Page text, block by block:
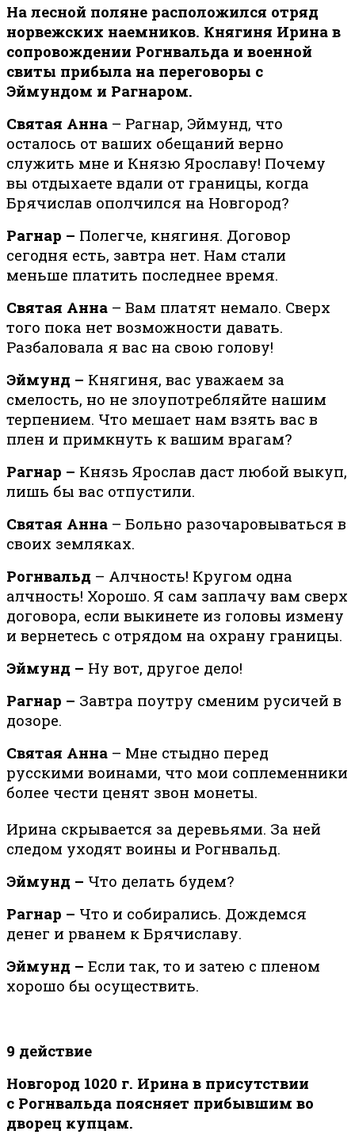
На лесной поляне расположился отряд
норвежских наемников. Княгиня Ирина в
сопровождении Рогнвальда и военной
свиты прибыла на переговоры с
Эймундом и Рагнаром.
Святая Анна – Рагнар, Эймунд, что
осталось от ваших обещаний верно
служить мне и Князю Ярославу! Почему
вы отдыхаете вдали от границы, когда
Брячислав ополчился на Новгород?
Рагнар – Полегче, княгиня. Договор
сегодня есть, завтра нет. Нам стали
меньше платить последнее время.
Святая Анна – Вам платят немало. Сверх
того пока нет возможности давать.
Разбаловала я вас на свою голову!
Эймунд – Княгиня, вас уважаем за
смелость, но не злоупотребляйте нашим
терпением. Что мешает нам взять вас в
плен и примкнуть к вашим врагам?
Рагнар – Князь Ярослав даст любой выкуп,
лишь бы вас отпустили.
Святая Анна – Больно разочаровываться в
своих земляках.
Рогнвальд – Алчность! Кругом одна
алчность! Хорошо. Я сам заплачу вам сверх
договора, если выкинете из головы измену
и вернетесь с отрядом на охрану границы.
Эймунд – Ну вот, другое дело!
Рагнар – Завтра поутру сменим русичей в
дозоре.
Святая Анна – Мне стыдно перед
русскими воинами, что мои соплеменники
более чести ценят звон монеты.
Ирина скрывается за деревьями. За ней
следом уходят воины и Рогнвальд.
Эймунд – Что делать будем?
Рагнар – Что и собирались. Дождемся
денег и рванем к Брячиславу.
Эймунд – Если так, то и затею с пленом
хорошо бы осуществить.
9 действие
Новгород 1020 г. Ирина в присутствии
с Рогнвальда поясняет прибывшим во
дворец купцам.